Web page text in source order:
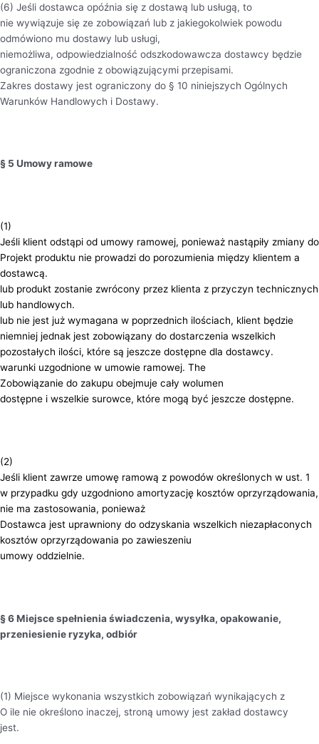
(6) Jeśli dostawca opóźnia się z dostawą lub usługą, to
nie wywiązuje się ze zobowiązań lub z jakiegokolwiek powodu
odmówiono mu dostawy lub usługi,
niemożliwa, odpowiedzialność odszkodowawcza dostawcy będzie
ograniczona zgodnie z obowiązującymi przepisami.
Zakres dostawy jest ograniczony do § 10 niniejszych Ogólnych
Warunków Handlowych i Dostawy.
§ 5 Umowy ramowe
(1)
Jeśli klient odstąpi od umowy ramowej, ponieważ nastąpiły zmiany do
Projekt produktu nie prowadzi do porozumienia między klientem a
dostawcą.
lub produkt zostanie zwrócony przez klienta z przyczyn technicznych
lub handlowych.
lub nie jest już wymagana w poprzednich ilościach, klient będzie
niemniej jednak jest zobowiązany do dostarczenia wszelkich
pozostałych ilości, które są jeszcze dostępne dla dostawcy.
warunki uzgodnione w umowie ramowej. The
Zobowiązanie do zakupu obejmuje cały wolumen
dostępne i wszelkie surowce, które mogą być jeszcze dostępne.
(2)
Jeśli klient zawrze umowę ramową z powodów określonych w ust. 1
w przypadku gdy uzgodniono amortyzację kosztów oprzyrządowania,
nie ma zastosowania, ponieważ
Dostawca jest uprawniony do odzyskania wszelkich niezapłaconych
kosztów oprzyrządowania po zawieszeniu
umowy oddzielnie.
§ 6 Miejsce spełnienia świadczenia, wysyłka, opakowanie,
przeniesienie ryzyka, odbiór
(1) Miejsce wykonania wszystkich zobowiązań wynikających z
O ile nie określono inaczej, stroną umowy jest zakład dostawcy
jest.